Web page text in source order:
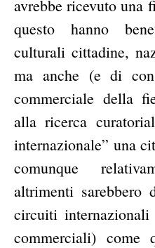
avrebbe ricevuto una
questo hanno
culturali cittadine,
ma anche (e di
commerciale della
alla ricerca
internazionale” una
comunque
altrimenti sarebbero
circuiti
commerciali)